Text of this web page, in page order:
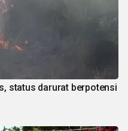
status darurat berpotensi